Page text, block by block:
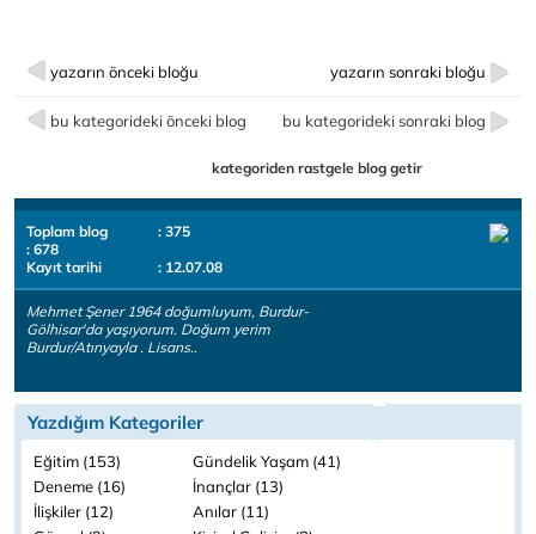
yazarın önceki bloğu yazarın sonraki bloğu
bu kategorideki önceki blog bu kategorideki sonraki blog
kategoriden rastgele blog getir
Toplam blog
: 375
: 678
Kayıt tarihi
: 12.07.08
Mehmet Şener 1964 doğumluyum, Burdur-
Gölhisar'da yaşıyorum. Doğum yerim
Burdur/Atınyayla . Lisans..
Yazdığım Kategoriler
Eğitim (153)
Gündelik Yaşam (41)
Deneme (16)
İnançlar (13)
İlişkiler (12)
Anılar (11)